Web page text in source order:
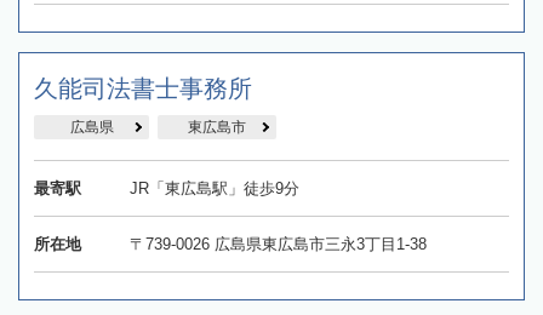
久能司法書士事務所
広島県 東広島市
最寄駅 JR「東広島駅」徒歩9分
所在地 〒739-0026 広島県東広島市三永3丁目1‐38